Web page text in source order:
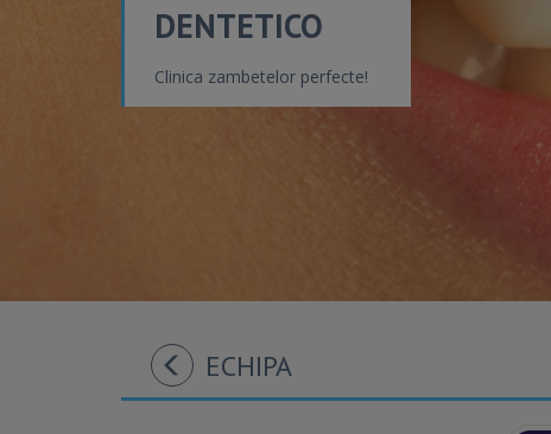
DENTETICO
Clinica zambetelor perfecte!
ECHIPA